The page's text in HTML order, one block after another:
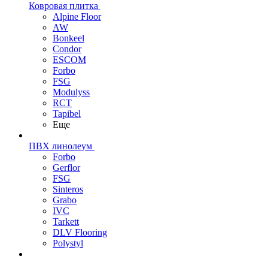
Ковровая плитка
Alpine Floor
AW
Bonkeel
Condor
ESCOM
Forbo
FSG
Modulyss
RCT
Tapibel
Еще
ПВХ линолеум
Forbo
Gerflor
FSG
Sinteros
Grabo
IVC
Tarkett
DLV Flooring
Polystyl